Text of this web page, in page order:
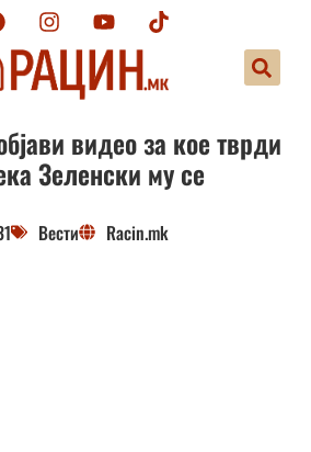
видео за кое тврди
Зеленски му се
Вести Racin.mk